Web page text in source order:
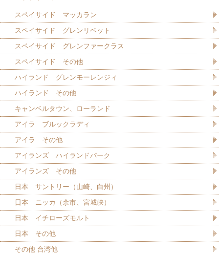
スペイサイド マッカラン
スペイサイド グレンリベット
スペイサイド グレンファークラス
スペイサイド その他
ハイランド グレンモーレンジィ
ハイランド その他
キャンベルタウン、ローランド
アイラ ブルックラディ
アイラ その他
アイランズ ハイランドパーク
アイランズ その他
日本 サントリー（山崎、白州）
日本 ニッカ（余市、宮城峡）
日本 イチローズモルト
日本 その他
その他 台湾他